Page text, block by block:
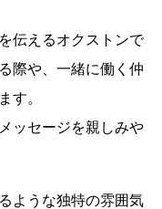
伝えるオクストンで
際や、一緒に働く仲
す。
ッセージを親しみや
ような独特の雰囲気